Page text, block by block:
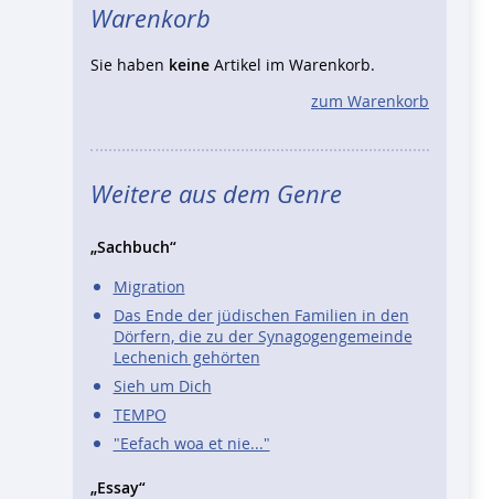
Warenkorb
Sie haben keineArtikel im Warenkorb.
zum Warenkorb
Weitere aus dem Genre
„Sachbuch“
Migration
Das Ende der jüdischen Familien in den
Dörfern, die zu der Synagogengemeinde
Lechenich gehörten
Sieh um Dich
TEMPO
"Eefach woa et nie..."
„Essay“